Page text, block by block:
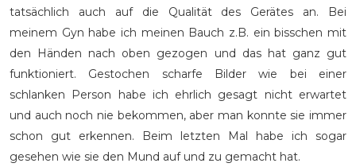
tatsächlich auch auf die Qualität des Gerätes an. Bei
meinem Gyn habe ich meinen Bauch z.B. ein bisschen mit
den Händen nach oben gezogen und das hat ganz gut
funktioniert. Gestochen scharfe Bilder wie bei einer
schlanken Person habe ich ehrlich gesagt nicht erwartet
und auch noch nie bekommen, aber man konnte sie immer
schon gut erkennen. Beim letzten Mal habe ich sogar
gesehen wie sie den Mund auf und zu gemacht hat.